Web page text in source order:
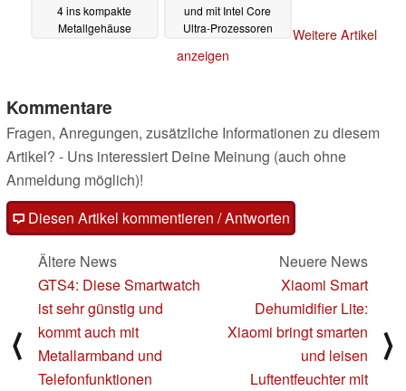
4 ins kompakte
Metallgehäuse
und mit Intel Core
Ultra-Prozessoren
Weitere Artikel
anzeigen
Kommentare
Fragen, Anregungen, zusätzliche Informationen zu diesem
Artikel? - Uns interessiert Deine Meinung (auch ohne
Anmeldung möglich)!
Diesen Artikel kommentieren / Antworten
⟨
Ältere News
GTS4: Diese Smartwatch
ist sehr günstig und
kommt auch mit
Metallarmband und
Telefonfunktionen
Neuere News
Xiaomi Smart
Dehumidifier Lite:
Xiaomi bringt smarten
und leisen
Luftentfeuchter mit
⟩